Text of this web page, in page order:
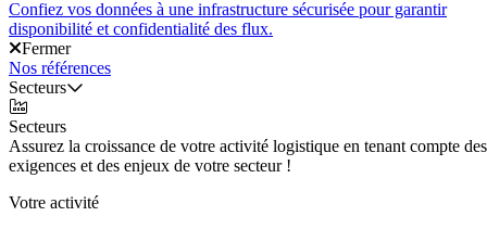
Confiez vos données à une infrastructure sécurisée pour garantir
disponibilité et confidentialité des flux.
Fermer
Nos références
Secteurs
Secteurs
Assurez la croissance de votre activité logistique en tenant compte des
exigences et des enjeux de votre secteur !
Votre activité